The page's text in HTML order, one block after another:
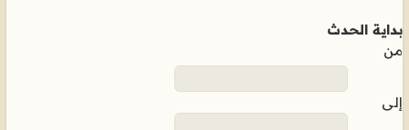
بداية الحدث
من
إلى